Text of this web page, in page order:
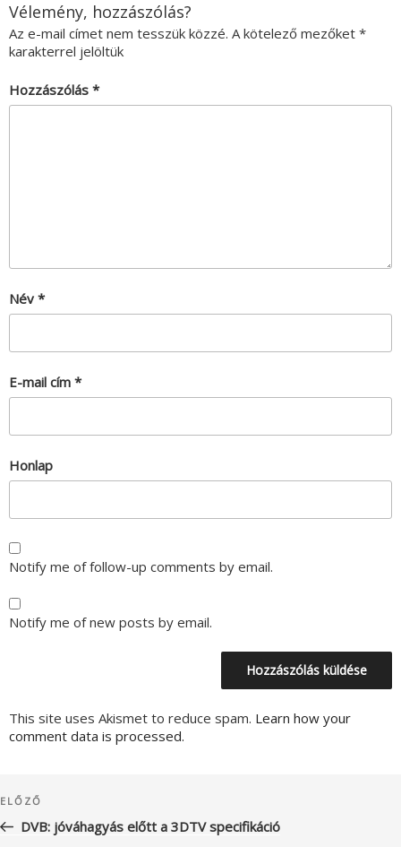
Vélemény, hozzászólás?
Az e-mail címet nem tesszük közzé. A kötelező mezőket *
karakterrel jelöltük
Hozzászólás *
Név *
E-mail cím *
Honlap
Notify me of follow-up comments by email.
Notify me of new posts by email.
This site uses Akismet to reduce spam. Learn how your
comment data is processed.
navigáció
Korábbi
bejegyzés
ELŐZŐ
DVB: jóváhagyás előtt a 3DTV specifikáció